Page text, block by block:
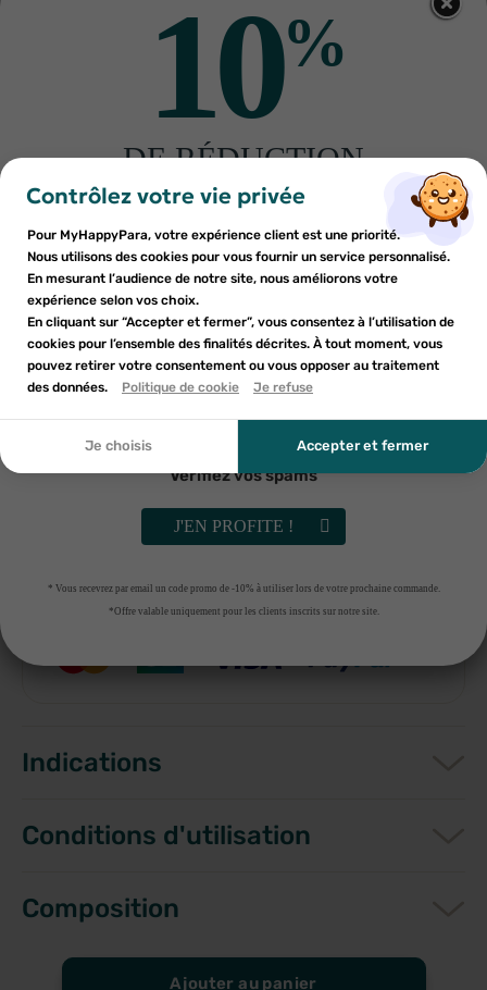
3 ou 4 fois sans frais(selon éligibilité), pour plus
Ajouter au panier
Information livraison
Le délai d'expédition de cet article est actuellement
rallongé. Merci de votre compréhension.
-10% sur votre 1ère commande en vous inscrivant
à notrenewsletter*
LIVRAISON GRATUITE DÈS 59€ D’ACHAT.
PAIEMENT SÉCURISÉ
Indications
Conditions d'utilisation
Composition
Ajouter à ma liste d'envies ×
add_circle_outline
Créer une nouvelle liste
×
Nom de la liste d'envies
Annuler
Créer une liste d'envies
×
Vous devez être connecté pour ajouter des produits à votre
liste d'envies.
Annuler
Connexion
Contrôlez votre vie privée
Pour MyHappyPara, votre expérience client est une priorité.
Nous utilisons des cookies pour vous fournir un service personnalisé.
En mesurant l’audience de notre site, nous améliorons votre
expérience selon vos choix.
En cliquant sur “Accepter et fermer”, vous consentez à l’utilisation de
cookies pour l’ensemble des finalités décrites. À tout moment, vous
pouvez retirer votre consentement ou vous opposer au traitement
des données.
Politique de cookie Je refuse
Je choisis Accepter et fermer
10%
DE RÉDUCTION
sur votre première commande
Inscrivez-vous à notre newsletter et profitez
d'une réduction sur votre première commande*
En soumettant ce formulaire, j'accepte que les
informations saisies soient utilisées dans le cadre de
découler. Vous référer à la politique de confidentialité.
Vérifiez vos spams
J'EN PROFITE !
* Vous recevrez par email un code promo de -10% à utiliser lors de votre prochaine commande.
*Offre valable uniquement pour les clients inscrits sur notre site.